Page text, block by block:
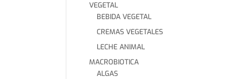
VEGETAL
BEBIDA VEGETAL
CREMAS VEGETALES
LECHE ANIMAL
MACROBIOTICA
ALGAS